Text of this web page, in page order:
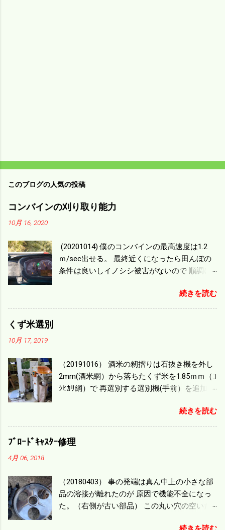
このブログの人気の投稿
コンバインの刈り取り能力
10月 16, 2020
(20201014) 僕のコンバインの最高速度は1.2
ｍ/sec出せる。 最終近くになったら田んぼの
条件は良いしイノシシ被害がないので 順調に
ｍ/min、4.32ｋｍ/hrになり 幅は約2ｍだから
0.864/haの作業能力がある。 実際は回転した
機の容量、籾摺りの能力などのバランスの問
題で 今の機種で満足している。 というより買
った時はまだ耕作面積が少なく手が出せ 無か
のがある。キャビン付きだから一度は乗って
みたいと思う。 町内では5条刈りの100㎰で作
業する人がいる。 秋作業は儲かるというのが
続きを読む
くず米選別
10月 17, 2019
（20191016） 酒米の籾摺りは石抜き機を外し
2mm(酒米網）から落ちたくず米を1.85ｍｍ（ｺ
ｼﾋｶﾘ網）で 再選別する選別機(手前）を追加す
ず米より2倍近い値段になる。 後で選別するの
には手間がかかるので 一度に選別するやり方
を随分前からこの方式にした。 今年は酒米30
㎏を40袋したところで未熟が3袋出る。 1.85ｍ
めるほど忙しい。 広島県の作況指数は98だと
いう。 実感としては90が正しいと思うが こん
な年はくず米が多い。 食協という米を扱う会
続きを読む
ﾌﾞﾛｰﾄﾞｷｬｽﾀｰ修理
4月 06, 2018
（20180403） 事の発端は真ん中上の小さな部
品の溶接が離れたのが 原因で機能不全になっ
た。（右側が古い部品） この丸い穴の空いた